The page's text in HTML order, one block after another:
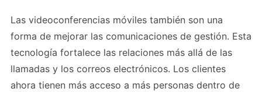
Las videoconferencias móviles también son una
forma de mejorar las comunicaciones de gestión. Esta
tecnología fortalece las relaciones más allá de las
llamadas y los correos electrónicos. Los clientes
ahora tienen más acceso a más personas dentro de